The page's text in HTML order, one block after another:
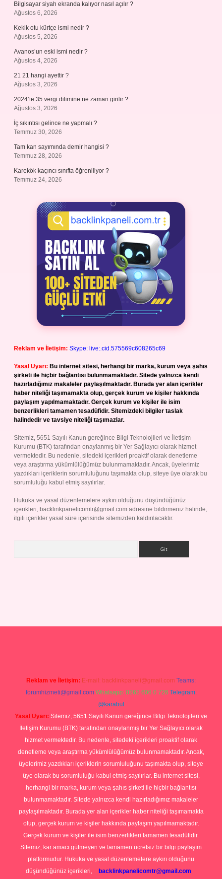
Bilgisayar siyah ekranda kalıyor nasıl açılır ?
Ağustos 6, 2026
Kekik otu kürtçe ismi nedir ?
Ağustos 5, 2026
Avanos’un eski ismi nedir ?
Ağustos 4, 2026
21 21 hangi ayettir ?
Ağustos 3, 2026
2024’te 35 vergi dilimine ne zaman girilir ?
Ağustos 3, 2026
İç sıkıntısı gelince ne yapmalı ?
Temmuz 30, 2026
Tam kan sayımında demir hangisi ?
Temmuz 28, 2026
Karekök kaçıncı sınıfta öğreniliyor ?
Temmuz 24, 2026
Reklam ve İletişim: Skype: live:.cid.575569c608265c69
Yasal Uyarı: Bu internet sitesi, herhangi bir marka, kurum veya şahıs
şirketi ile hiçbir bağlantısı bulunmamaktadır. Sitede yalnızca kendi
hazırladığımız makaleler paylaşılmaktadır. Burada yer alan içerikler
haber niteliği taşımamakta olup, gerçek kurum ve kişiler hakkında
paylaşım yapılmamaktadır. Gerçek kurum ve kişiler ile isim
benzerlikleri tamamen tesadüfidir. Sitemizdeki bilgiler taslak
halindedir ve tavsiye niteliği taşımazlar.
Sitemiz, 5651 Sayılı Kanun gereğince Bilgi Teknolojileri ve İletişim
Kurumu (BTK) tarafından onaylanmış bir Yer Sağlayıcı olarak hizmet
vermektedir. Bu nedenle, sitedeki içerikleri proaktif olarak denetleme
veya araştırma yükümlülüğümüz bulunmamaktadır. Ancak, üyelerimiz
yazdıkları içeriklerin sorumluluğunu taşımakta olup, siteye üye olarak bu
sorumluluğu kabul etmiş sayılırlar.
Hukuka ve yasal düzenlemelere aykırı olduğunu düşündüğünüz
içerikleri, backlinkpanelicomtr@gmail.com adresine bildirmeniz halinde,
ilgili içerikler yasal süre içerisinde sitemizden kaldırılacaktır.
Reklam ve İletişim: E-mail: backlinkpaneli@gmail.com Teams:
forumhizmeti@gmail.com Whatsapp: 0262 606 0 726 Telegram:
@karabul
Yasal Uyarı: Sitemiz, 5651 Sayılı Kanun gereğince Bilgi Teknolojileri ve
İletişim Kurumu (BTK) tarafından onaylanmış bir Yer Sağlayıcı olarak
hizmet vermektedir. Bu nedenle, sitedeki içerikleri proaktif olarak
denetleme veya araştırma yükümlülüğümüz bulunmamaktadır. Ancak,
üyelerimiz yazdıkları içeriklerin sorumluluğunu taşımakta olup, siteye
üye olarak bu sorumluluğu kabul etmiş sayılırlar. Bu internet sitesi,
herhangi bir marka, kurum veya şahıs şirketi ile hiçbir bağlantısı
bulunmamaktadır. Sitede yalnızca kendi hazırladığımız makaleler
paylaşılmaktadır. Burada yer alan içerikler haber niteliği taşımamakta
olup, gerçek kurum ve kişiler hakkında paylaşım yapılmamaktadır.
Gerçek kurum ve kişiler ile isim benzerlikleri tamamen tesadüfidir.
Sitemiz, kar amacı gütmeyen ve tamamen ücretsiz bir bilgi paylaşım
platformudur. Hukuka ve yasal düzenlemelere aykırı olduğunu
düşündüğünüz içerikleri,
backlinkpanelicomtr@gmail.com